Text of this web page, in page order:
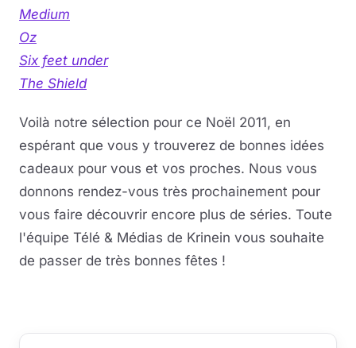
Medium
Oz
Six feet under
The Shield
Voilà notre sélection pour ce Noël 2011, en
espérant que vous y trouverez de bonnes idées
cadeaux pour vous et vos proches. Nous vous
donnons rendez-vous très prochainement pour
vous faire découvrir encore plus de séries. Toute
l'équipe Télé & Médias de Krinein vous souhaite
de passer de très bonnes fêtes !